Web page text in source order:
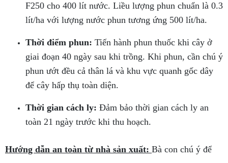
F250 cho 400 lít nước. Liều lượng phun chuẩn là 0.3
lít/ha với lượng nước phun tương ứng 500 lít/ha.
Thời điểm phun: Tiến hành phun thuốc khi cây ở
giai đoạn 40 ngày sau khi trồng. Khi phun, cần chú ý
phun ướt đều cả thân lá và khu vực quanh gốc dây
để cây hấp thụ toàn diện.
Thời gian cách ly: Đảm bảo thời gian cách ly an
toàn 21 ngày trước khi thu hoạch.
Hướng dẫn an toàn từ nhà sản xuất: Bà con chú ý để